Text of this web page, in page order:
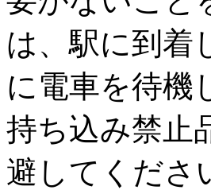
は、駅に到着
に電車を待機
持ち込み禁止
避してくださ